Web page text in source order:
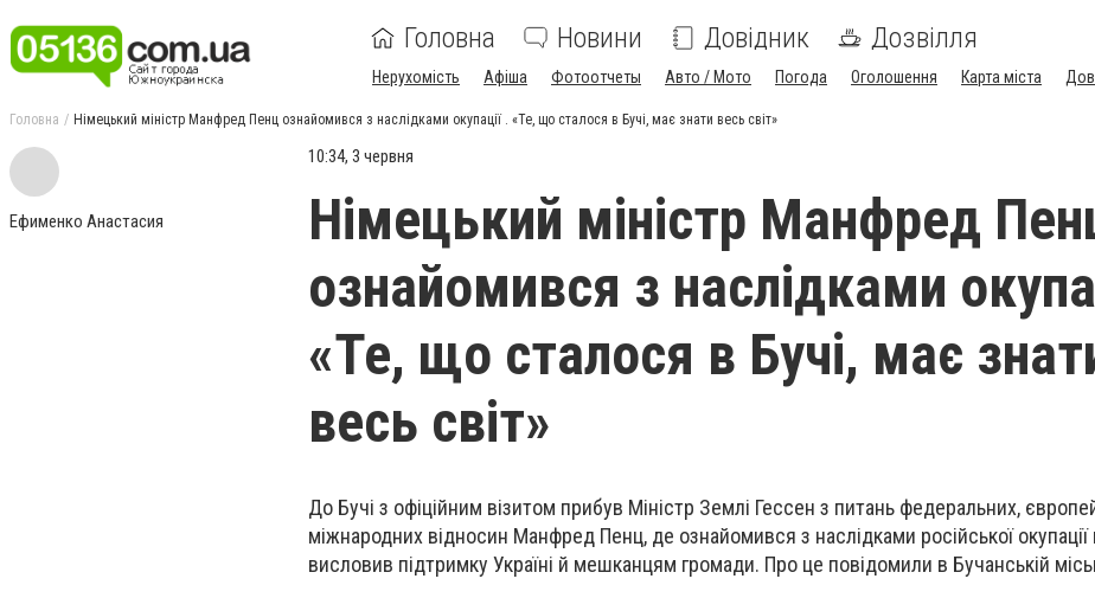
Головна Новини Довідник Дозвілля
Нерухомість Афіша Фотоотчеты Авто / Мото Погода Оголошення Карта міста
Головна Німецький міністр Манфред Пенц ознайомився з наслідками окупації . «Те, що сталося в Бучі, має знати весь світ»
Ефименко Анастасия
10:34, 3 червня
Німецький міністр Манфред
ознайомився з наслідками
«Те, що сталося в Бучі, має
весь світ»
До Бучі з офіційним візитом прибув Міністр Землі Гессен з питань федеральних,
міжнародних відносин Манфред Пенц, де ознайомився з наслідками російської окупації
висловив підтримку Україні й мешканцям громади. Про це повідомили в Бучанській